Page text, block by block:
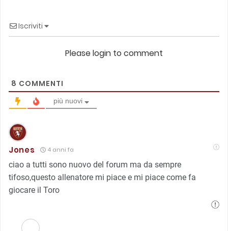
Iscriviti
Please login to comment
8 COMMENTI
più nuovi
Jones 4 anni fa
ciao a tutti sono nuovo del forum ma da sempre
tifoso,questo allenatore mi piace e mi piace come fa
giocare il Toro